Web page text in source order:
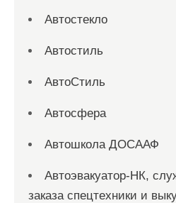
Автостекло
Автостиль
АвтоСтиль
Автосфера
Автошкола ДОСААФ
Автоэвакуатор-НК,
заказа спецтехники и